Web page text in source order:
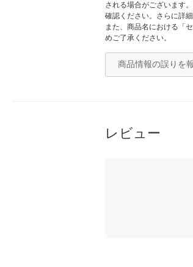
される場合がございます
確認ください。さらに詳
また、商品名における「
めご了承ください。
商品情報の誤りを
レビュー